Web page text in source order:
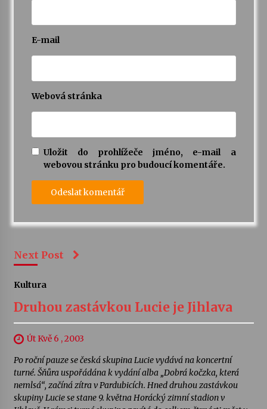
E-mail
Webová stránka
Uložit do prohlížeče jméno, e-mail a
webovou stránku pro budoucí komentáře.
Next Post
Kultura
Druhou zastávkou Lucie je Jihlava
Út Kvě 6 , 2003
Po roční pauze se česká skupina Lucie vydává na koncertní
turné. Šňůra uspořádána k vydání alba „Dobrá kočzka, která
nemlsá“, začíná zítra v Pardubicích. Hned druhou zastávkou
skupiny Lucie se stane 9. května Horácký zimní stadion v